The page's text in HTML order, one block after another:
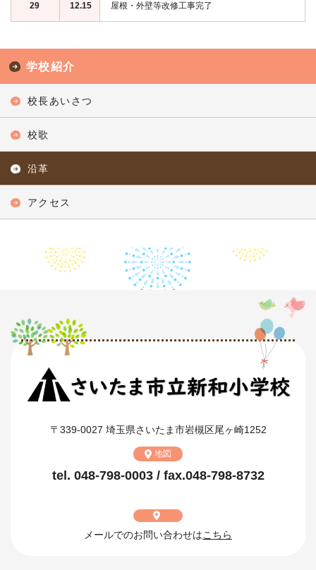
29 12.15 屋根・外壁等改修工事完了
学校紹介
校長あいさつ
校歌
沿革
アクセス
〒339-0027 埼玉県さいたま市岩槻区尾ヶ崎1252
地図
tel. 048-798-0003 / fax.048-798-8732
メールでのお問い合わせはこちら